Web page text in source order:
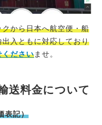
クから日本へ航空便・船
入ともに対応しており
くださいませ。
送料金について
表記）